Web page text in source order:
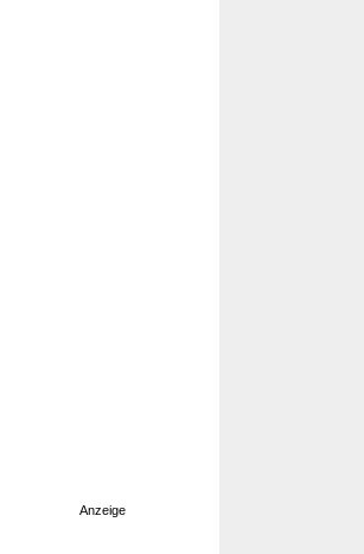
Anzeige